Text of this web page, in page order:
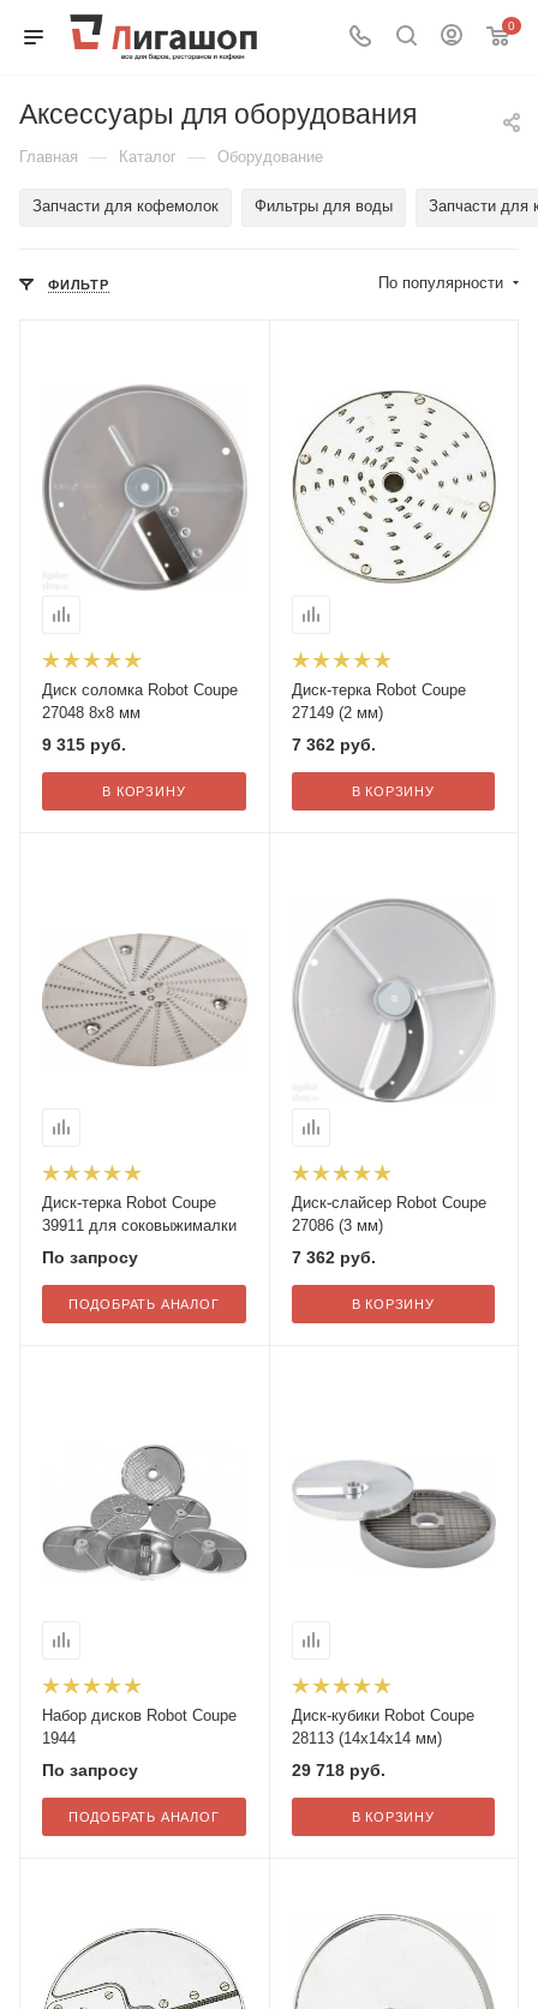
0
Аксессуары для оборудования
Главная — Каталог — Оборудование
Запчасти для кофемолок Фильтры для воды Запчасти для
ФИЛЬТР По популярности
Диск соломка Robot Coupe
27048 8х8 мм
9 315 руб.
В КОРЗИНУ
Диск-терка Robot Coupe
27149 (2 мм)
7 362руб.
В КОРЗИНУ
Диск-терка Robot Coupe
39911 для соковыжималки
По запросу
ПОДОБРАТЬ АНАЛОГ
Диск-слайсер Robot Coupe
27086 (3 мм)
7 362руб.
В КОРЗИНУ
Набор дисков Robot Coupe
1944
По запросу
ПОДОБРАТЬ АНАЛОГ
Диск-кубики Robot Coupe
28113 (14х14х14 мм)
29 718руб.
В КОРЗИНУ